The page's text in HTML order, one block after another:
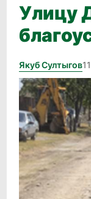
Улицу
Якуб Султыгов